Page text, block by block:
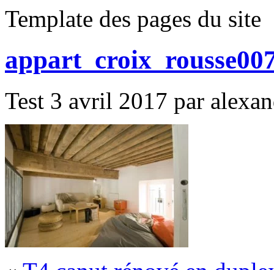
Template des pages du site
Test 3 avril 2017 par